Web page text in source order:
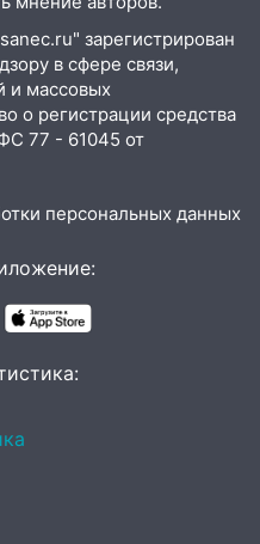
к
органов
Федерации
стала
в Ульяновской
районе
зарегистрирован
в сфере связи,
и массовых
о регистрации средства
77 - 61045 от
персональных данных